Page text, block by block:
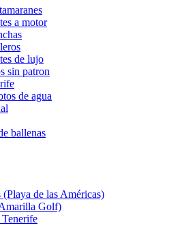
a motor
de lujo
sin patron
de agua
ballenas
de las Américas)
Golf)
Tenerife